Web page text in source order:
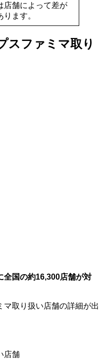
店舗によって差が
ります。
スファミマ取り
全国の約16,300店舗が対
マ取り扱い店舗の詳細が出
店舗